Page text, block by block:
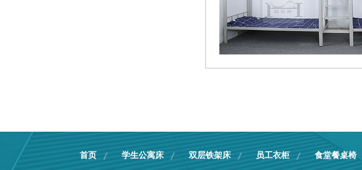
首页 学生公寓床 双层铁架床 员工衣柜 食堂餐桌椅